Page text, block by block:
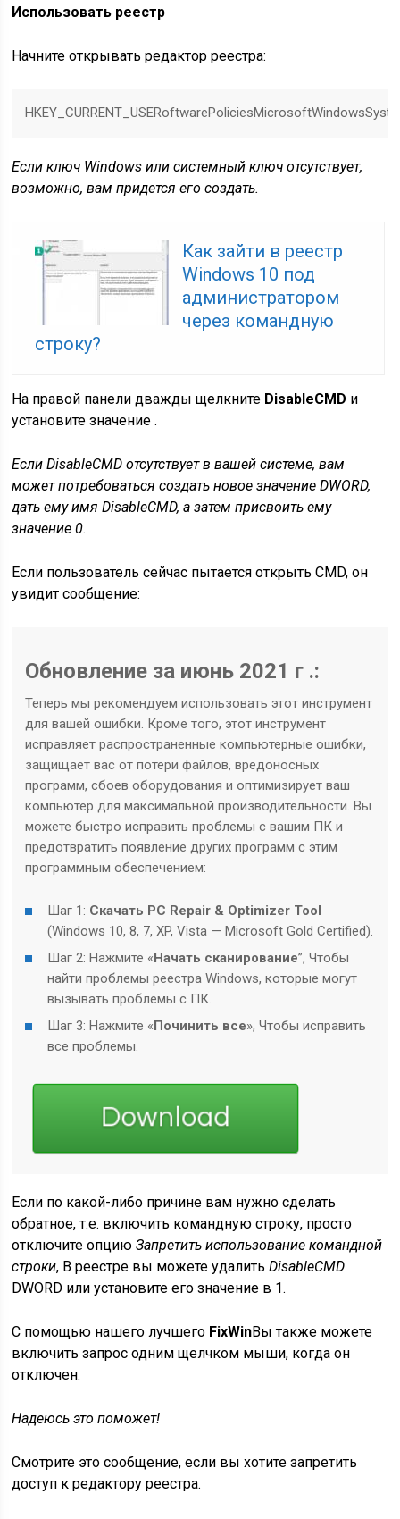
Использовать реестр
Начните открывать редактор реестра:
Если ключ Windows или системный ключ отсутствует,
возможно, вам придется его создать.
Как зайти в реестр
Windows 10 под
администратором
через командную
строку?
На правой панели дважды щелкните DisableCMD и
установите значение .
Если DisableCMD отсутствует в вашей системе, вам
может потребоваться создать новое значение DWORD,
дать ему имя DisableCMD, а затем присвоить ему
значение 0.
Если пользователь сейчас пытается открыть CMD, он
увидит сообщение:
Обновление за июнь 2021 г .:
Теперь мы рекомендуем использовать этот инструмент
для вашей ошибки. Кроме того, этот инструмент
исправляет распространенные компьютерные ошибки,
защищает вас от потери файлов, вредоносных
программ, сбоев оборудования и оптимизирует ваш
компьютер для максимальной производительности. Вы
можете быстро исправить проблемы с вашим ПК и
предотвратить появление других программ с этим
программным обеспечением:
Шаг 1: Скачать PC Repair & Optimizer Tool
(Windows 10, 8, 7, XP, Vista — Microsoft Gold Certified).
Шаг 2: Нажмите «Начать сканирование”, Чтобы
найти проблемы реестра Windows, которые могут
вызывать проблемы с ПК.
Шаг 3: Нажмите «Починить все», Чтобы исправить
все проблемы.
Если по какой-либо причине вам нужно сделать
обратное, т.е. включить командную строку, просто
отключите опциюЗапретить использование командной
строки, В реестре вы можете удалитьDisableCMD
DWORD или установите его значение в 1.
С помощью нашего лучшего FixWinВы также можете
включить запрос одним щелчком мыши, когда он
отключен.
Надеюсь это поможет!
Смотрите это сообщение, если вы хотите запретить
доступ к редактору реестра.